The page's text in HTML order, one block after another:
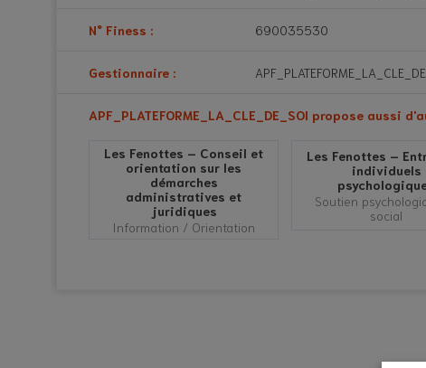
N° Finess : 690035530
Gestionnaire :
APF_PLATEFORME_LA_CLE_DE_SOI propose aussi
Les Fenottes – Conseil et
orientation sur les
démarches
administratives et
juridiques
Information / Orientation
Les Fenottes –
individuels
Soutien
social